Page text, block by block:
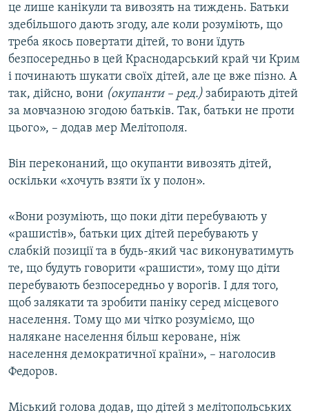
це лише канікули та вивозять на тиждень. Батьки
здебільшого дають згоду, але коли розуміють, що
треба якось повертати дітей, то вони їдуть
безпосередньо в цей Краснодарський край чи Крим
і починають шукати своїх дітей, але це вже пізно. А
так, дійсно, вони (окупанти – ред.) забирають дітей
за мовчазною згодою батьків. Так, батьки не проти
цього», – додав мер Мелітополя.
Він переконаний, що окупанти вивозять дітей,
оскільки «хочуть взяти їх у полон».
«Вони розуміють, що поки діти перебувають у
«рашистів», батьки цих дітей перебувають у
слабкій позиції та в будь-який час виконуватимуть
те, що будуть говорити «рашисти», тому що діти
перебувають безпосередньо у ворогів. І для того,
щоб залякати та зробити паніку серед місцевого
населення. Тому що ми чітко розуміємо, що
налякане населення більш кероване, ніж
населення демократичної країни», – наголосив
Федоров.
Міський голова додав, що дітей з мелітопольських